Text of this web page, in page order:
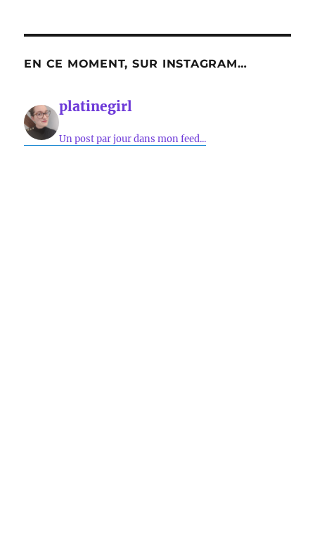
EN CE MOMENT, SUR INSTAGRAM…
platinegirl
Un post par jour dans mon feed...